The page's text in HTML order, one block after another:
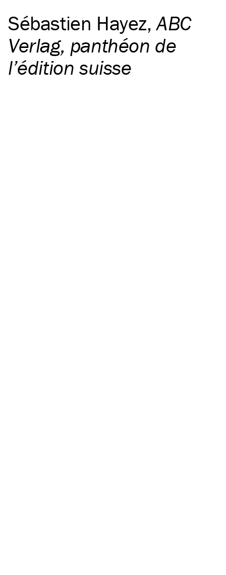
Sébastien Hayez,ABC
Verlag, panthéon de
l’édition suisse